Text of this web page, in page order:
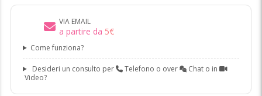
VIA EMAIL
a partire da 5€
Come funziona?
Desideri un consulto per Telefono o over
Chat o in
Video?